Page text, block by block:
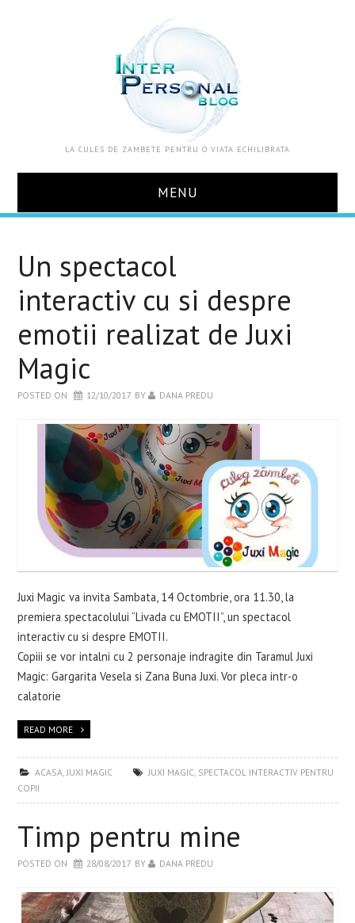
LA CULES DE ZAMBETE PENTRU O VIATA ECHILIBRATA
MENU
DESPRE MINE
ZOOM IN VIATA
WELLBEING
EVENIMENTE
CARTI
CONTACT
Un spectacol
interactiv cu si despre
emotii realizat de Juxi
Magic
POSTED ON 12/10/2017 BY DANA PREDU
Juxi Magic va invita Sambata, 14 Octombrie, ora 11.30, la
premiera spectacolului “Livada cu EMOTII”, un spectacol
interactiv cu si despre EMOTII.
Copiii se vor intalni cu 2 personaje indragite din Taramul Juxi
Magic: Gargarita Vesela si Zana Buna Juxi. Vor pleca intr-o
calatorie
READ MORE
ACASA,JUXI MAGIC JUXI MAGIC, SPECTACOL INTERACTIV PENTRU
COPII
Timp pentru mine
POSTED ON 28/08/2017 BY DANA PREDU